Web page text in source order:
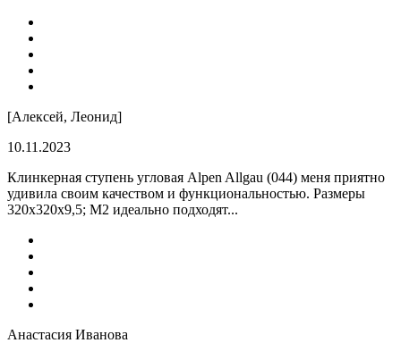
[Алексей, Леонид]
10.11.2023
Клинкерная ступень угловая Alpen Allgau (044) меня приятно
удивила своим качеством и функциональностью. Размеры
320x320x9,5; M2 идеально подходят...
Анастасия Иванова